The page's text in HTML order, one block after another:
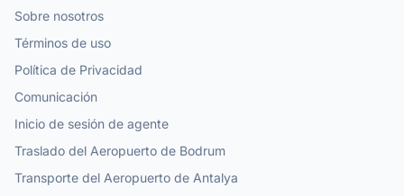
Sobre nosotros
Términos de uso
Política de Privacidad
Comunicación
Inicio de sesión de agente
Traslado del Aeropuerto de Bodrum
Transporte del Aeropuerto de Antalya